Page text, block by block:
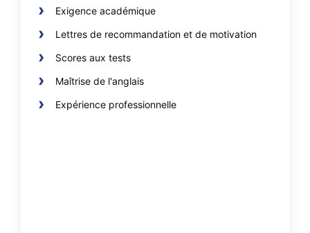
Exigence académique
Lettres de recommandation et de motivation
Scores aux tests
Maîtrise de l'anglais
Expérience professionnelle